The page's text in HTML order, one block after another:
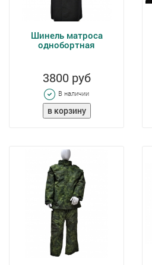
Шинель матроса
однобортная
3800 руб
В наличии